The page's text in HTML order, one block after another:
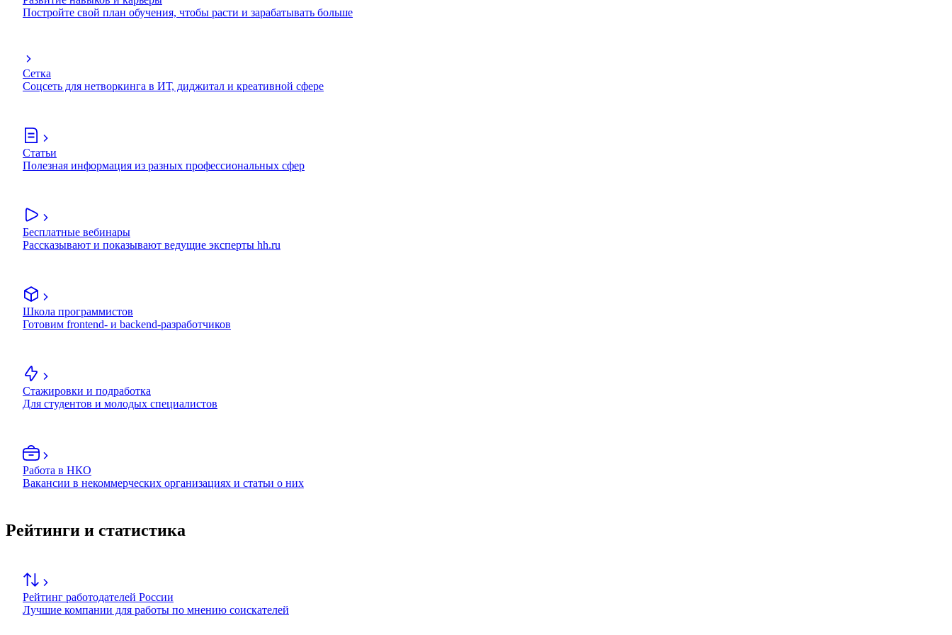
Постройте свой план обучения, чтобы расти и зарабатывать больше
Сетка
Соцсеть для нетворкинга в ИТ, диджитал и креативной сфере
Статьи
Полезная информация из разных профессиональных сфер
Бесплатные вебинары
Рассказывают и показывают ведущие эксперты hh.ru
Школа программистов
Готовим frontend- и backend-разработчиков
Стажировки и подработка
Для студентов и молодых специалистов
Работа в НКО
Вакансии в некоммерческих организациях и статьи о них
Рейтинги и статистика
Рейтинг работодателей России
Лучшие компании для работы по мнению соискателей